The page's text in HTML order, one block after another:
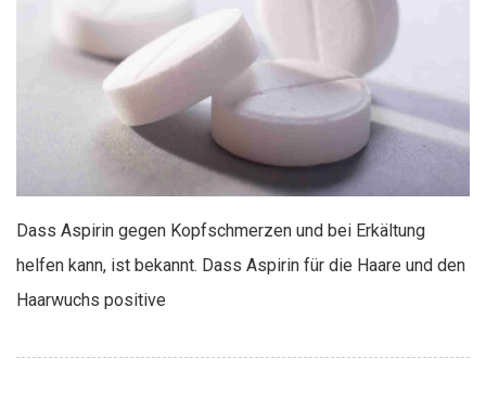
Dass Aspirin gegen Kopfschmerzen und bei Erkältung
helfen kann, ist bekannt. Dass Aspirin für die Haare und den
Haarwuchs positive